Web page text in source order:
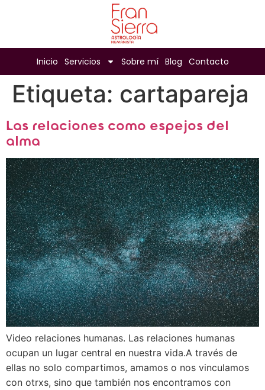
Inicio Servicios Sobre mí Blog Contacto
Etiqueta: cartapareja
Las relaciones como espejos del
alma
Video relaciones humanas. Las relaciones humanas
ocupan un lugar central en nuestra vida.A través de
ellas no solo compartimos, amamos o nos vinculamos
con otrxs, sino que también nos encontramos con